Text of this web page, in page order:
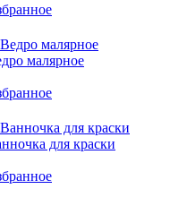
малярное
для краски